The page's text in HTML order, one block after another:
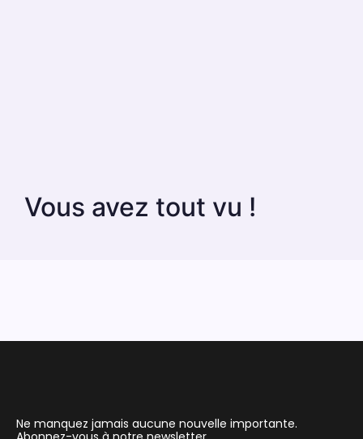
Vous avez tout vu !
Ne manquez jamais aucune nouvelle importante.